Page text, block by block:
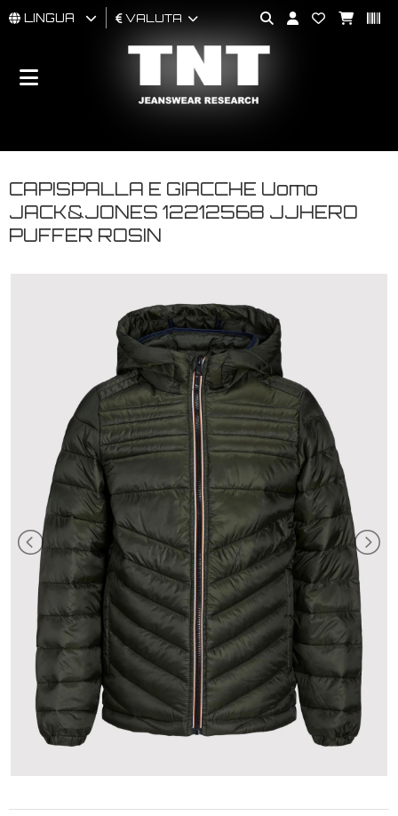
UOMO
BRAND
LINGUA VALUTA
CAPISPALLA E GIACCHE Uomo
JACK&JONES 12212568 JJHERO
PUFFER ROSIN